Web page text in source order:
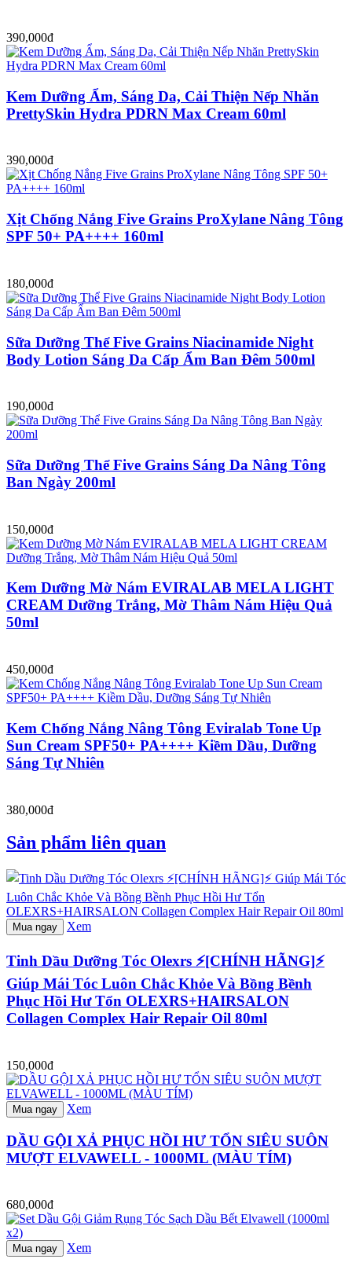
390,000đ
Kem Dưỡng Ẩm, Sáng Da, Cải Thiện Nếp Nhăn
PrettySkin Hydra PDRN Max Cream 60ml
390,000đ
Xịt Chống Nắng Five Grains ProXylane Nâng Tông
SPF 50+ PA++++ 160ml
180,000đ
Sữa Dưỡng Thể Five Grains Niacinamide Night
Body Lotion Sáng Da Cấp Ẩm Ban Đêm 500ml
190,000đ
Sữa Dưỡng Thể Five Grains Sáng Da Nâng Tông
Ban Ngày 200ml
150,000đ
Kem Dưỡng Mờ Nám EVIRALAB MELA LIGHT
CREAM Dưỡng Trắng, Mờ Thâm Nám Hiệu Quả
50ml
450,000đ
Kem Chống Nắng Nâng Tông Eviralab Tone Up
Sun Cream SPF50+ PA++++ Kiềm Dầu, Dưỡng
Sáng Tự Nhiên
380,000đ
Sản phẩm liên quan
Mua ngay Xem
Tinh Dầu Dưỡng Tóc Olexrs ⚡[CHÍNH HÃNG]⚡
Giúp Mái Tóc Luôn Chắc Khỏe Và Bồng Bềnh
Phục Hồi Hư Tổn OLEXRS+HAIRSALON
Collagen Complex Hair Repair Oil 80ml
150,000đ
Mua ngay Xem
DẦU GỘI XẢ PHỤC HỒI HƯ TỔN SIÊU SUÔN
MƯỢT ELVAWELL - 1000ML (MÀU TÍM)
680,000đ
Mua ngay Xem